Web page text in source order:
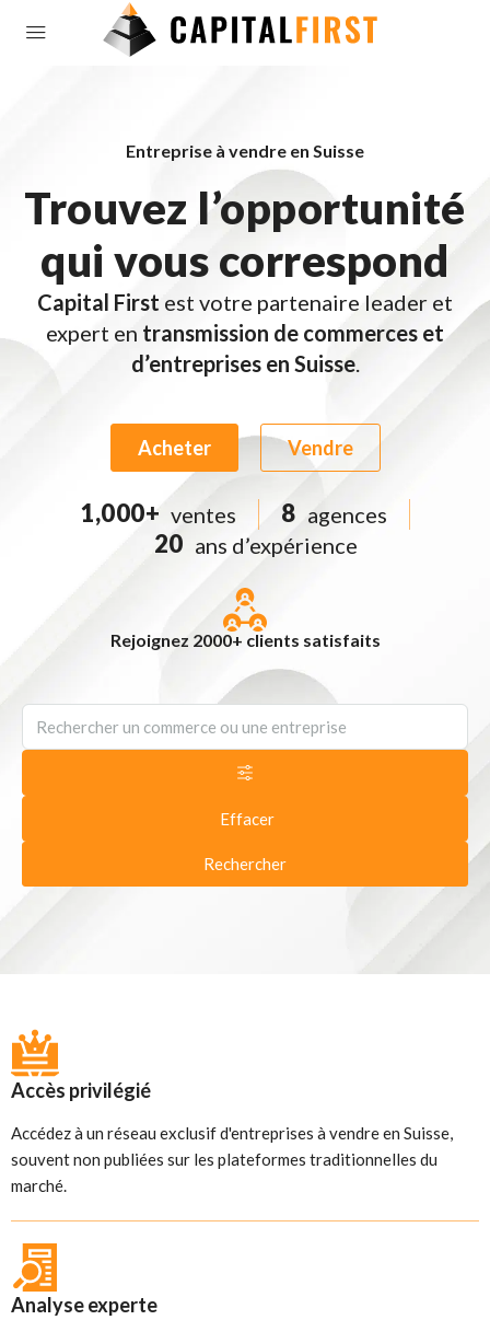
Entreprise à vendre en Suisse
Trouvez l’opportunité
qui vous correspond
Capital First est votre partenaire leader et
expert en transmission de commerces et
d’entreprises en Suisse.
Acheter Vendre
ventes
1,000+ agences
8
ans d’expérience
20
Rejoignez 2000+ clients satisfaits
Effacer
Rechercher
Accès privilégié
Accédez à un réseau exclusif d'entreprises à vendre en Suisse,
souvent non publiées sur les plateformes traditionnelles du
marché.
Analyse experte